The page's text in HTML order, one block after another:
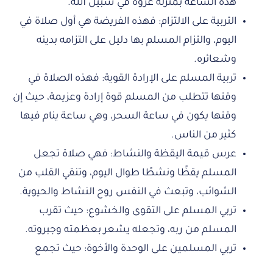
هذه الساعة بمنزلة غزوة في سبيل الله.
التربية على الالتزام: فهذه الفريضة هي أول صلاة في
اليوم، والتزام المسلم بها دليل على التزامه بدينه
وشعائره.
تربية المسلم على الإرادة القوية: فهذه الصلاة في
وقتها تتطلب من المسلم قوة إرادة وعزيمة، حيث إن
وقتها يكون في ساعة السحر، وهي ساعة ينام فيها
كثير من الناس.
عرس قيمة اليقظة والنشاط: فهي صلاة تجعل
المسلم يقظًا ونشطًا طوال اليوم، وتنقي القلب من
الشوائب، وتبعث في النفس روح النشاط والحيوية.
تربي المسلم على التقوى والخشوع: حيث تقرب
المسلم من ربه، وتجعله يشعر بعظمته وجبروته.
تربي المسلمين على الوحدة والأخوة: حيث تجمع